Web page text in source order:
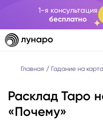
1-я консультация
бесплатно
Главная Гадание на
Расклад Таро
«Почему»